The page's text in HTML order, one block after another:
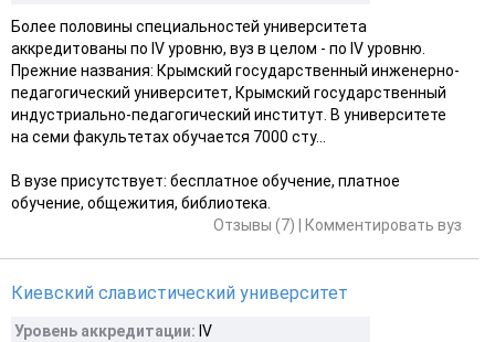
Более половины специальностей университета
аккредитованы по IV уровню, вуз в целом - по IV уровню.
Прежние названия: Крымский государственный инженерно-
педагогический университет, Крымский государственный
индустриально-педагогический институт. В университете
на семи факультетах обучается 7000 сту...
В вузе присутствует: бесплатное обучение, платное
обучение, общежития, библиотека.
Отзывы (7)
Комментировать вуз
Киевский славистический университет
Уровень аккредитации: IV